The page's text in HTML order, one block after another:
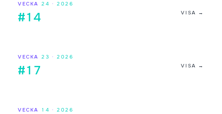
VECKA 24 · 2026
#14 VISA →
VECKA 23 · 2026
#17 VISA →
VECKA 14 · 2026